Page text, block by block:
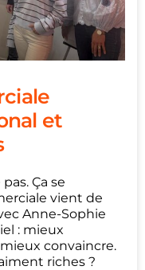
et
Ça se
vient de
Anne-Sophie
: mieux
convaincre.
riches ?